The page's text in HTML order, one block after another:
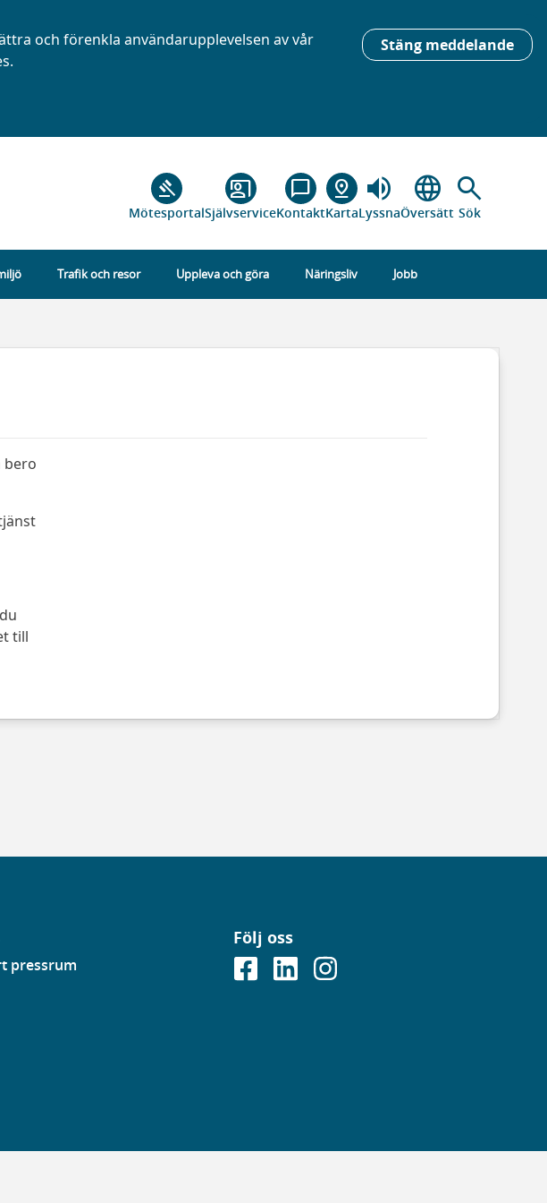
Stäng meddelande
och förenkla användarupplevelsen av vår
gavel
Mötesportal
co_present
Självservice
chat_bubble_outline
Kontakt
pin_drop
Karta
volume_up
Lyssna
language
Översätt
search
Sök
Trafik och resor Uppleva och göra Näringsliv Jobb
bero
till
pressrum
Följ oss